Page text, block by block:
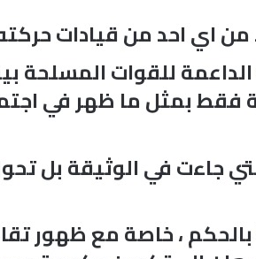
من اي احد من قيادات
للقوات المسلحة
فقط بمثل ما ظهر في
جاءت في الوثيقة بل
، خاصة مع ظهور